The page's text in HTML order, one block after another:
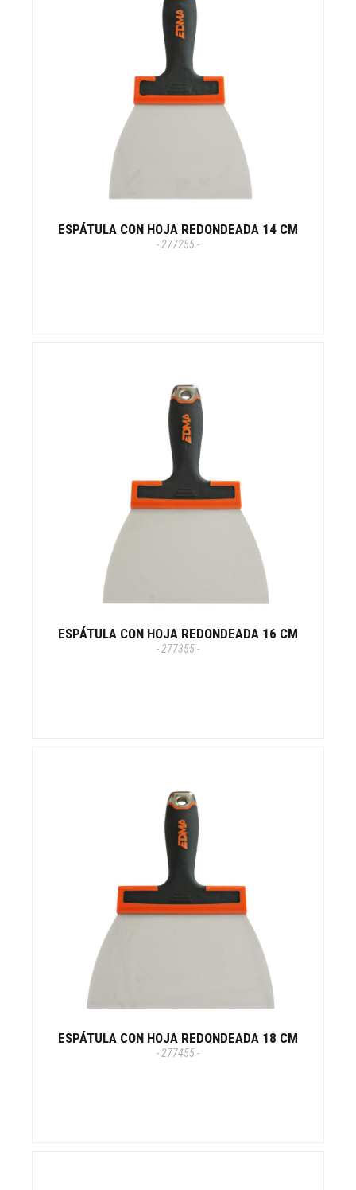
ESPÁTULA CON HOJA REDONDEADA 14 CM
- 277255 -
ESPÁTULA CON HOJA REDONDEADA 16 CM
- 277355 -
ESPÁTULA CON HOJA REDONDEADA 18 CM
- 277455 -